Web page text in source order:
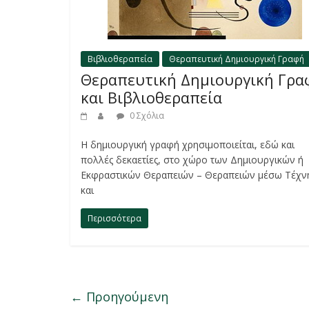
Βιβλιοθεραπεία Θεραπευτική Δημιουργική Γραφή
Θεραπευτική Δημιουργική
και Βιβλιοθεραπεία
0 Σχόλια
H δημιουργική γραφή χρησιμοποιείται, εδώ και
πολλές δεκαετίες, στο χώρο των Δημιουργικών ή
Εκφραστικών Θεραπειών – Θεραπειών μέσω
και
Περισσότερα
← Προηγούμενη